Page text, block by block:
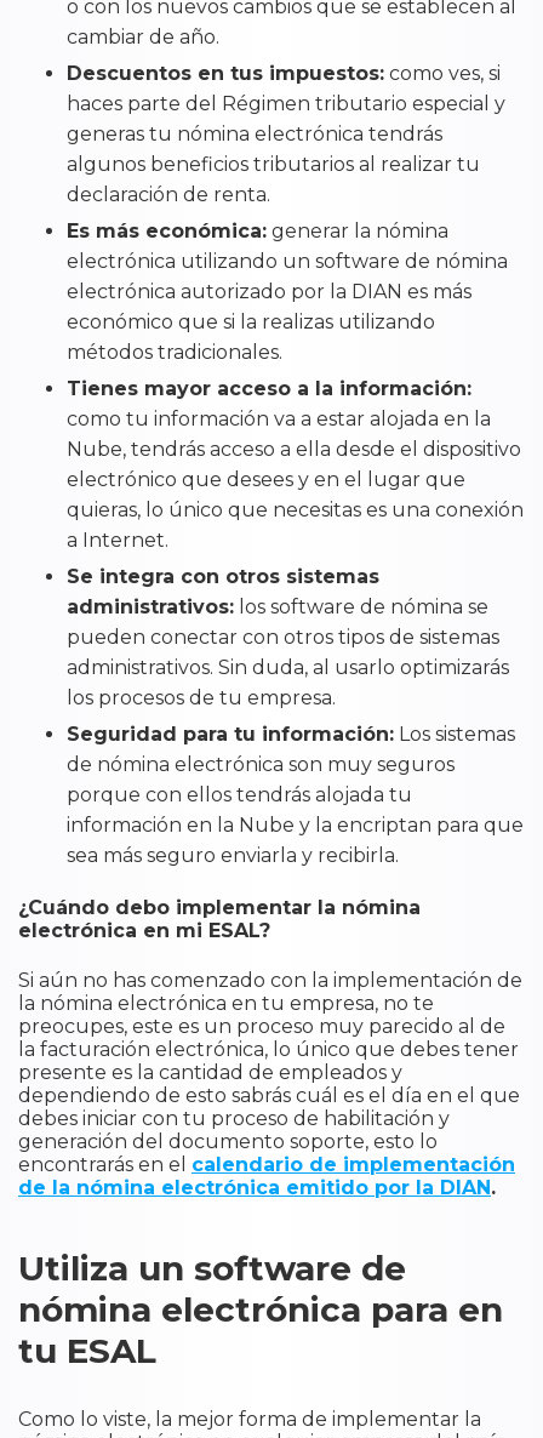
o con los nuevos cambios que se establecen al
cambiar de año.
Descuentos en tus impuestos: como ves, si
haces parte del Régimen tributario especial y
generas tu nómina electrónica tendrás
algunos beneficios tributarios al realizar tu
declaración de renta.
Es más económica: generar la nómina
electrónica utilizando un software de nómina
electrónica autorizado por la DIAN es más
económico que si la realizas utilizando
métodos tradicionales.
Tienes mayor acceso a la información:
como tu información va a estar alojada en la
Nube, tendrás acceso a ella desde el dispositivo
electrónico que desees y en el lugar que
quieras, lo único que necesitas es una conexión
a Internet.
Se integra con otros sistemas
administrativos: los software de nómina se
pueden conectar con otros tipos de sistemas
administrativos. Sin duda, al usarlo optimizarás
los procesos de tu empresa.
Seguridad para tu información: Los sistemas
de nómina electrónica son muy seguros
porque con ellos tendrás alojada tu
información en la Nube y la encriptan para que
sea más seguro enviarla y recibirla.
¿Cuándo debo implementar la nómina
electrónica en mi ESAL?
Si aún no has comenzado con la implementación de
la nómina electrónica en tu empresa, no te
preocupes, este es un proceso muy parecido al de
la facturación electrónica, lo único que debes tener
presente es la cantidad de empleados y
dependiendo de esto sabrás cuál es el día en el que
debes iniciar con tu proceso de habilitación y
generación del documento soporte, esto lo
encontrarás en el calendario de implementación
de la nómina electrónica emitido por la DIAN.
Utiliza un software de
nómina electrónica para en
tu ESAL
Como lo viste, la mejor forma de implementar la